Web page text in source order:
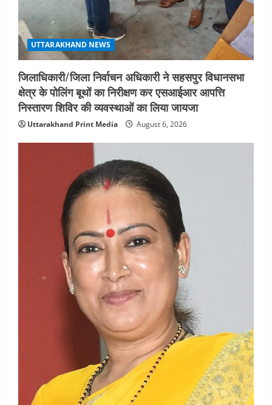
UTTARAKHAND NEWS
जिलाधिकारी/जिला निर्वाचन अधिकारी ने सहसपुर विधानसभा
क्षेत्र के पोलिंग बूथों का निरीक्षण कर एसआईआर आपत्ति
निस्तारण शिविर की व्यवस्थाओं का लिया जायजा
Uttarakhand Print Media August 6, 2026